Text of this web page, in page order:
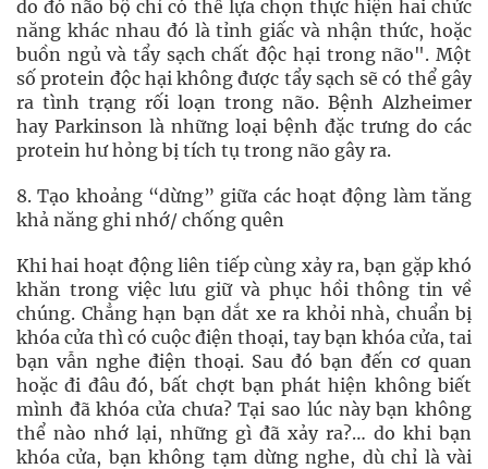
do đó não bộ chỉ có thể lựa chọn thực hiện hai chức
năng khác nhau đó là tỉnh giấc và nhận thức, hoặc
buồn ngủ và tẩy sạch chất độc hại trong não". Một
số protein độc hại không được tẩy sạch sẽ có thể gây
ra tình trạng rối loạn trong não. Bệnh Alzheimer
hay Parkinson là những loại bệnh đặc trưng do các
protein hư hỏng bị tích tụ trong não gây ra.
8. Tạo khoảng “dừng” giữa các hoạt động làm tăng
khả năng ghi nhớ/ chống quên
Khi hai hoạt động liên tiếp cùng xảy ra, bạn gặp khó
khăn trong việc lưu giữ và phục hồi thông tin về
chúng. Chẳng hạn bạn dắt xe ra khỏi nhà, chuẩn bị
khóa cửa thì có cuộc điện thoại, tay bạn khóa cửa, tai
bạn vẫn nghe điện thoại. Sau đó bạn đến cơ quan
hoặc đi đâu đó, bất chợt bạn phát hiện không biết
mình đã khóa cửa chưa? Tại sao lúc này bạn không
thể nào nhớ lại, những gì đã xảy ra?… do khi bạn
khóa cửa, bạn không tạm dừng nghe, dù chỉ là vài